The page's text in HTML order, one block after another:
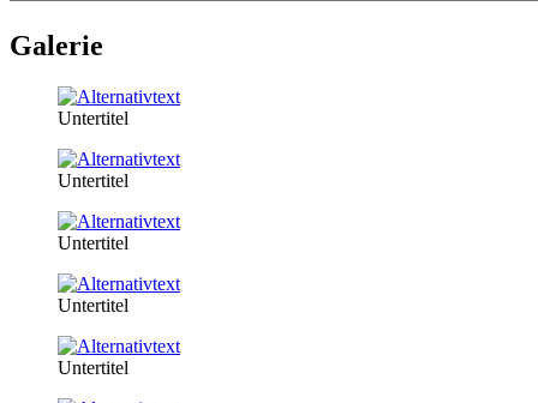
Galerie
Untertitel
Untertitel
Untertitel
Untertitel
Untertitel